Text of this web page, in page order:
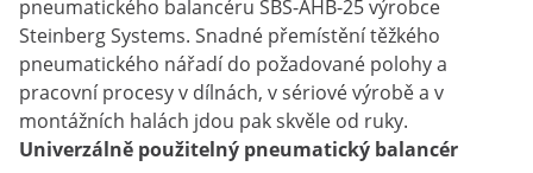
pneumatického balancéru SBS-AHB-25 výrobce
Steinberg Systems. Snadné přemístění těžkého
pneumatického nářadí do požadované polohy a
pracovní procesy v dílnách, v sériové výrobě a v
montážních halách jdou pak skvěle od ruky.
Univerzálně použitelný pneumatický balancér